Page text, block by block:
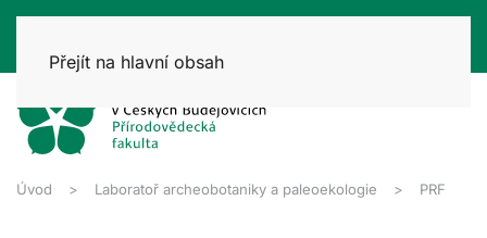
Přejít na hlavní obsah
Úvod Laboratoř archeobotaniky a paleoekologie PRF